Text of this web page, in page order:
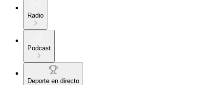
Radio
Podcast
Deporte en directo